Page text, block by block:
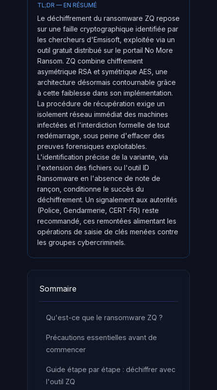
TL;DR — EN RÉSUMÉ
Le déchiffrement du ransomware ZQ repose
sur une faille cryptographique identifiée par
les chercheurs d'Emsisoft, exploitée via un
outil gratuit distribué sur le portail No More
Ransom. ZQ combine chiffrement
asymétrique RSA et symétrique AES, une
architecture désormais contournable grâce
à cette faiblesse dans son implémentation.
La procédure de récupération exige un
isolement réseau immédiat des machines
infectées et l'interdiction formelle de tout
redémarrage, sous peine d'effacer des
preuves forensiques exploitables.
L'identification précise de la variante, via
l'extension des fichiers ou l'outil ID
Ransomware en l'absence de note de
rançon, conditionne le succès du
déchiffrement. Un signalement aux autorités
(Police, Gendarmerie, CERT-FR) reste
recommandé, ces remontées alimentant les
opérations de saisie de clés menées contre
les groupes cybercriminels.
Sommaire
Qu'est-ce que le ransomware ZQ ?
Précautions essentielles avant de
commencer
Guide étape par étape : déchiffrer avec
l'outil ZQ